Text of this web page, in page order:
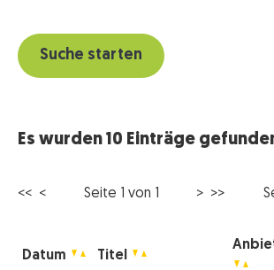
Es wurden 10 Einträge
<< < Seite 1 von 1 > >>
Datum Titel